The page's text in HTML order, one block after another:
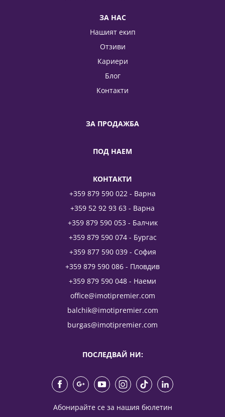
ЗА НАС
Нашият екип
Отзиви
Кариери
Блог
Контакти
ЗА ПРОДАЖБА
ПОД НАЕМ
КОНТАКТИ
+359 879 590 022 - Варна
+359 52 92 93 63 - Варна
+359 879 590 053 - Балчик
+359 879 590 074 - Бургас
+359 877 590 039 - София
+359 879 590 086 - Пловдив
+359 879 590 048 - Наеми
office@imotipremier.com
balchik@imotipremier.com
burgas@imotipremier.com
ПОСЛЕДВАЙ НИ:
Абонирайте се за нашия бюлетин